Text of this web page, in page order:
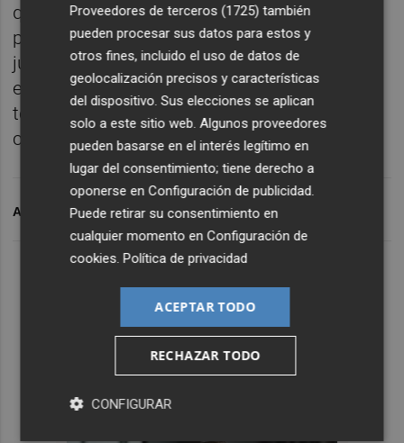
que después del 0-3 no tenemos nada que
perder”, para recordar que “hace dos años
jugamos unos 15 o 20 primeros minutos
espectaculares y nos ganaron 4-1. Vamos a
tener que estar muy concentrados”, ha
concluido.
ARCHIVADO EN VICENTE PARRAS CD ALCOYANO
Proveedores de terceros (1725) también
pueden procesar sus datos para estos y
otros fines, incluido el uso de datos de
geolocalización precisos y características
del dispositivo. Sus elecciones se aplican
solo a este sitio web. Algunos proveedores
pueden basarse en el interés legítimo en
lugar del consentimiento; tiene derecho a
oponerse enConfiguración de publicidad
Puede retirar su consentimiento en
cualquier momento enConfiguración de
cookies .Política de privacidad
ACEPTAR TODO
RECHAZAR TODO
CONFIGURAR